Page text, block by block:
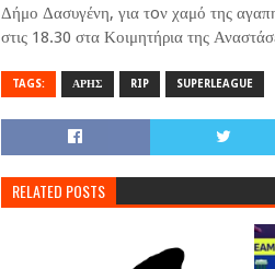
Δήμο Δασυγένη, για τoν χαμό της
στις 18.30 στα Κοιμητήρια της
TAGS: ΑΡΗΣ RIP SUPERLEAGUE
RELATED POSTS